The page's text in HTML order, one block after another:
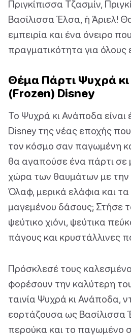
Πριγκίπισσα Τζασμίν,
Βασίλισσα Έλσα, ή Άριελ!
εμπειρία και ένα όνειρο
πραγματικότητα για όλους
Θέμα Πάρτι Ψυχρά
(Frozen) Disney
Το Ψυχρά κι Ανάποδα είναι
Disney της νέας εποχής
τον κόσμο σαν παγωμένη
θα αγαπούσε ένα πάρτι σε
χώρα των θαυμάτων με την
Όλαφ, μερικά ελάφια και
μαγεμένου δάσους; Στήσε
ψεύτικο χιόνι, ψεύτικα
πάγους και κρυστάλλινες
Πρόσκλεσέ τους
φορέσουν την καλύτερη
ταινία Ψυχρά κι Ανάποδα,
εορτάζουσα ως Βασίλισσα
περούκα και το παγωμένο